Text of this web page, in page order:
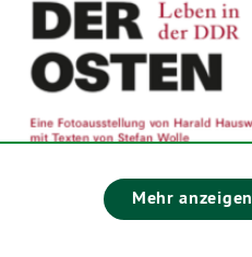
Mehr anzeigen